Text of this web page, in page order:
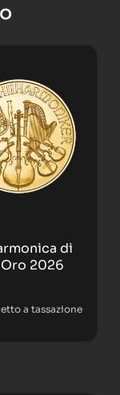
di
2026
a tassazione